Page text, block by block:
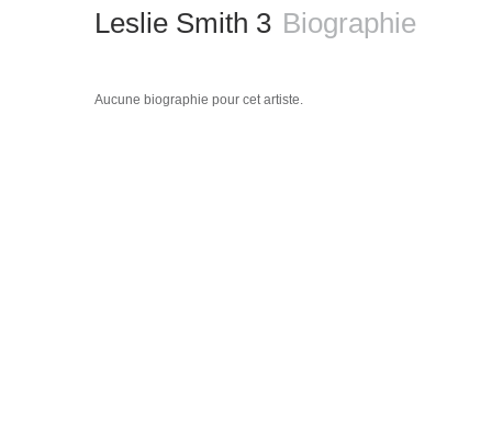
Leslie Smith 3 Biographie
Aucune biographie pour cet artiste.